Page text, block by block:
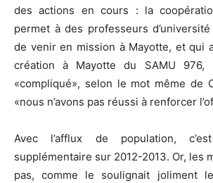
des actions en cours : la
permet à des professeurs
de venir en mission à Mayotte, et qui
création à Mayotte du SAMU 976,
«compliqué», selon le mot même de
«nous n’avons pas réussi à renforcer
Avec l’afflux de population,
supplémentaire sur 2012-2013. Or, les
pas, comme le soulignait joliment